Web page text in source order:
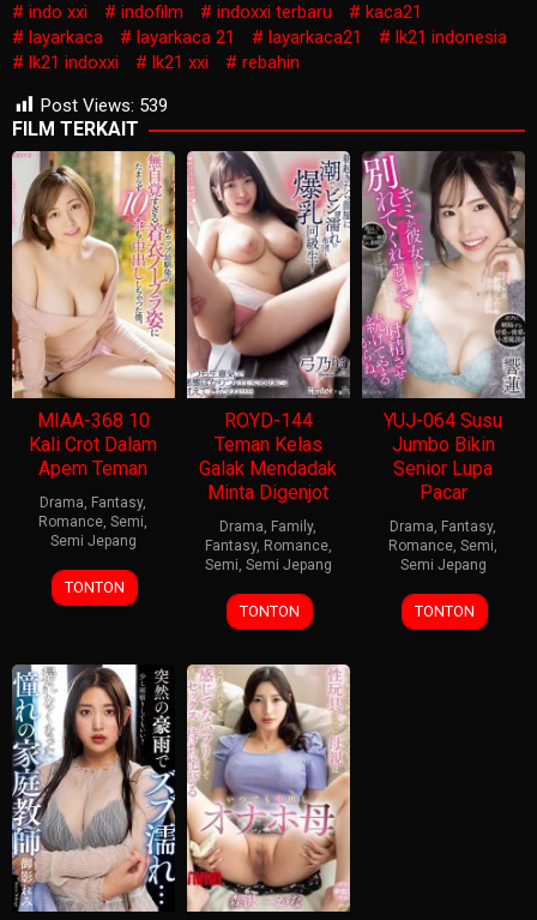
indo xxi
indofilm indoxxi terbaru
kaca21
layarkaca
layarkaca 21 layarkaca21
lk21 indonesia
lk21 indoxxi
lk21 xxi
rebahin
Post Views: 539
FILM TERKAIT
MIAA-368 10
Kali Crot Dalam
Apem Teman
Drama, Fantasy,
Romance,Semi,
Semi Jepang
TONTON
ROYD-144
Teman Kelas
Galak Mendadak
Minta Digenjot
Drama, Family,
Fantasy, Romance,
Semi, Semi Jepang
TONTON
YUJ-064 Susu
Jumbo Bikin
Senior Lupa
Pacar
Drama, Fantasy,
Romance,Semi,
Semi Jepang
TONTON